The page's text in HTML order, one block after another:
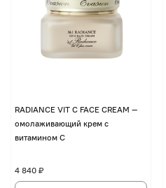
RADIANCE VIT C FACE CREAM —
омолаживающий крем с
витамином С
4 840 ₽